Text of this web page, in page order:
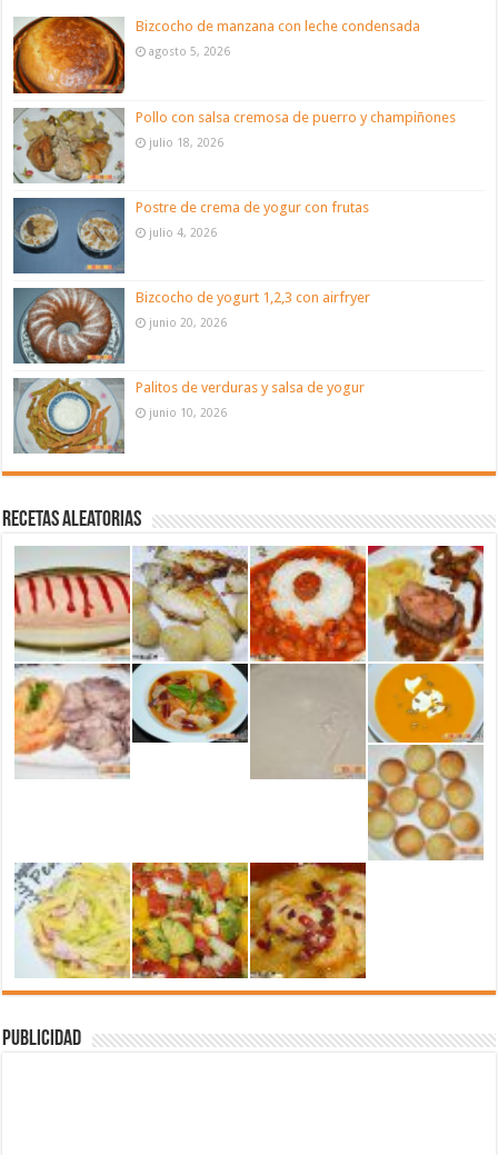
Bizcocho de manzana con leche condensada
agosto 5, 2026
Pollo con salsa cremosa de puerro y champiñones
julio 18, 2026
Postre de crema de yogur con frutas
julio 4, 2026
Bizcocho de yogurt 1,2,3 con airfryer
junio 20, 2026
Palitos de verduras y salsa de yogur
junio 10, 2026
Recetas aleatorias
Publicidad